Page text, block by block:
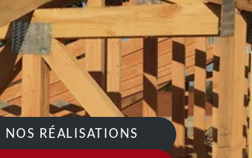
NOS RÉALISATIONS